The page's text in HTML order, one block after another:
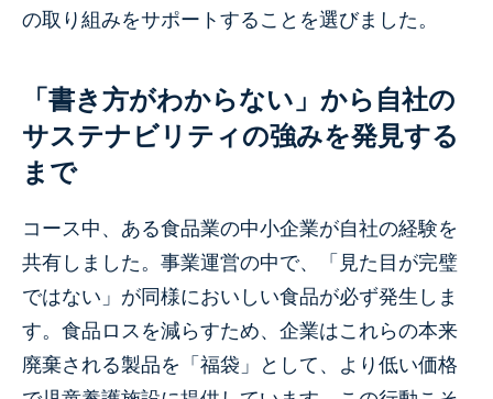
の取り組みをサポートすることを選びました。
「書き方がわからない」から自社の
サステナビリティの強みを発見する
まで
コース中、ある食品業の中小企業が自社の経験を
共有しました。事業運営の中で、「見た目が完璧
ではない」が同様においしい食品が必ず発生しま
す。食品ロスを減らすため、企業はこれらの本来
廃棄される製品を「福袋」として、より低い価格